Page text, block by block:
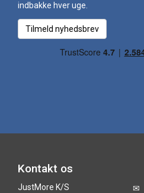
indbakke hver uge.
Tilmeld nyhedsbrev
Kontakt os
JustMore K/S